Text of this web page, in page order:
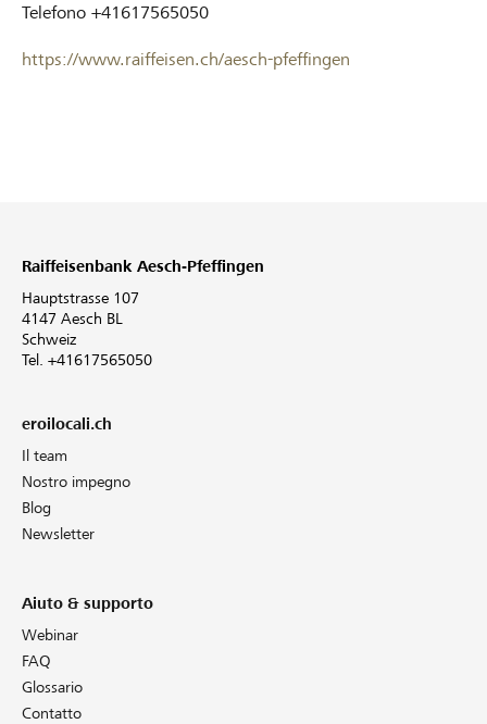
Telefono +41617565050
https://www.raiffeisen.ch/aesch-pfeffingen
Raiffeisenbank Aesch-Pfeffingen
Hauptstrasse 107
4147 Aesch BL
Schweiz
Tel. +41617565050
eroilocali.ch
Il team
Nostro impegno
Blog
Newsletter
Aiuto & supporto
Webinar
FAQ
Glossario
Contatto